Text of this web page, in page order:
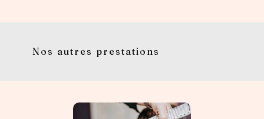
Nos autres prestations